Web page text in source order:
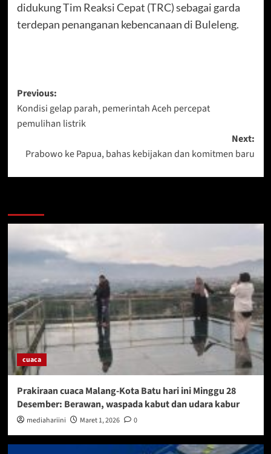
didukung Tim Reaksi Cepat (TRC) sebagai garda
terdepan penanganan kebencanaan di Buleleng.
Post
navigation
Previous:
Kondisi gelap parah, pemerintah Aceh percepat
pemulihan listrik
Next:
Prabowo ke Papua, bahas kebijakan dan komitmen baru
cuaca
Prakiraan cuaca Malang-Kota Batu hari ini Minggu 28
Desember: Berawan, waspada kabut dan udara kabur
mediahariini Maret 1, 2026 0